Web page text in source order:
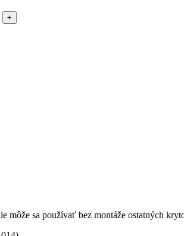
sa používať bez montáže ostatných